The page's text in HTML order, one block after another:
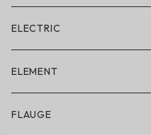
ELECTRIC
ELECTRIC × ON THE ROAM
アパレル
ELEMENT
FLAUGE